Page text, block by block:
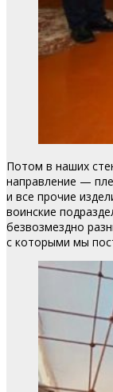
Потом в наших
направление —
и все прочие
воинские
безвозмездно
с которыми мы